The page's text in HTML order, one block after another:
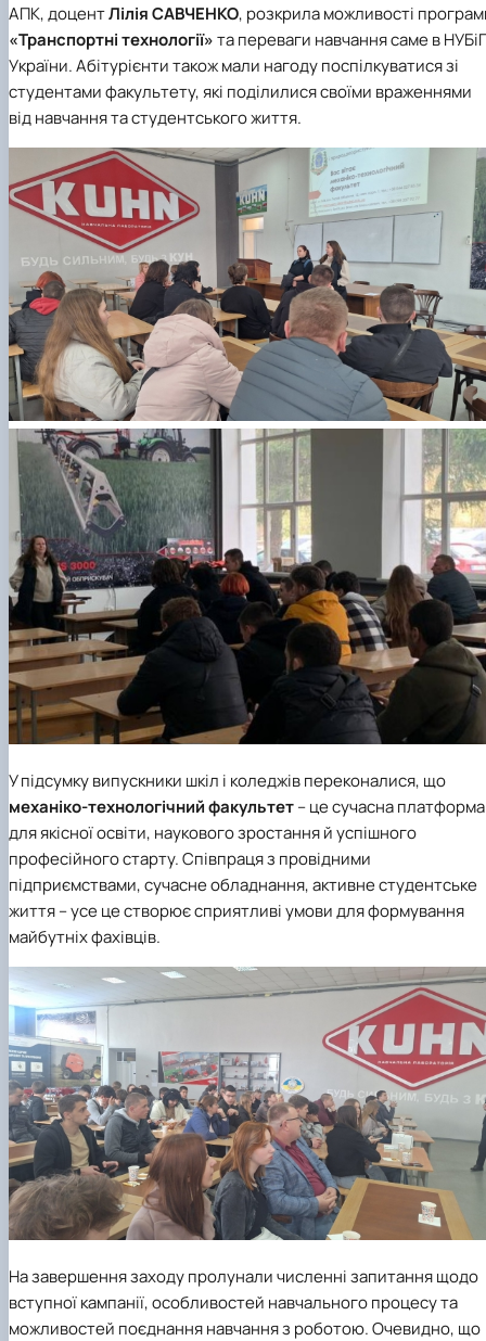
АПК, доцентЛілія САВЧЕНКО, розкрила можливості
«Транспортні технології»та переваги навчання саме в
України. Абітурієнти також мали нагоду поспілкуватися зі
студентами факультету, які поділилися своїми враженнями
від навчання та студентського життя.
У підсумку випускники шкіл і коледжів переконалися, що
механіко-технологічний факультет– це сучасна платформа
для якісної освіти, наукового зростання й успішного
професійного старту. Співпраця з провідними
підприємствами, сучасне обладнання, активне студентське
життя – усе це створює сприятливі умови для формування
майбутніх фахівців.
На завершення заходу пролунали численні запитання щодо
вступної кампанії, особливостей навчального процесу та
можливостей поєднання навчання з роботою. Очевидно, що